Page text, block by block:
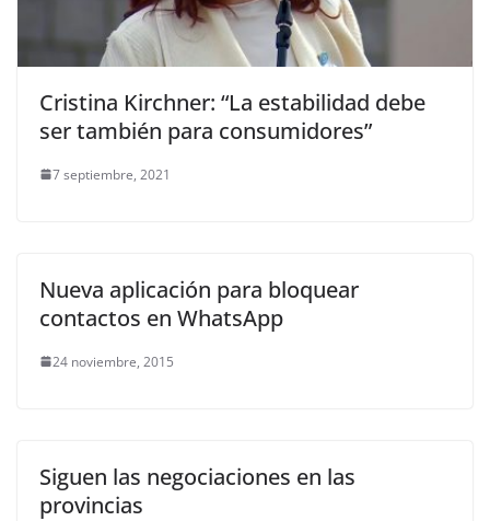
Cristina Kirchner: “La estabilidad debe
ser también para consumidores”
7 septiembre, 2021
Nueva aplicación para bloquear
contactos en WhatsApp
24 noviembre, 2015
Siguen las negociaciones en las
provincias